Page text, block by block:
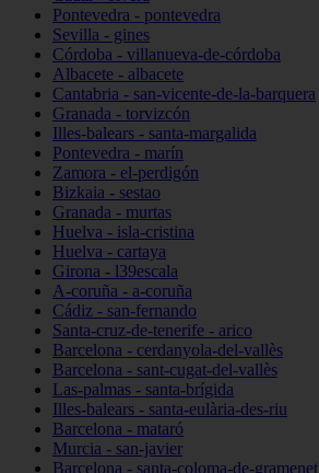
Pontevedra - pontevedra
Sevilla - gines
Córdoba - villanueva-de-córdoba
Albacete - albacete
Cantabria - san-vicente-de-la-barquera
Granada - torvizcón
Illes-balears - santa-margalida
Pontevedra - marín
Zamora - el-perdigón
Bizkaia - sestao
Granada - murtas
Huelva - isla-cristina
Huelva - cartaya
Girona - l39escala
A-coruña - a-coruña
Cádiz - san-fernando
Santa-cruz-de-tenerife - arico
Barcelona - cerdanyola-del-vallès
Barcelona - sant-cugat-del-vallès
Las-palmas - santa-brígida
Illes-balears - santa-eulària-des-riu
Barcelona - mataró
Murcia - san-javier
Barcelona - santa-coloma-de-gramenet